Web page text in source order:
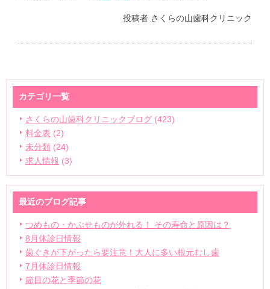
投稿者 さくらの山歯科クリニック
カテゴリ一覧
さくらの山歯科クリニックブログ (423)
料金表 (2)
未分類 (24)
求人情報 (3)
最近のブログ記事
つめもの・かぶせものが外れる！ その寿命と原因は？
8月休診日情報
歯ぐきが下がったら要注意！大人に多い根元むし歯
7月休診日情報
節目の花と季節の花